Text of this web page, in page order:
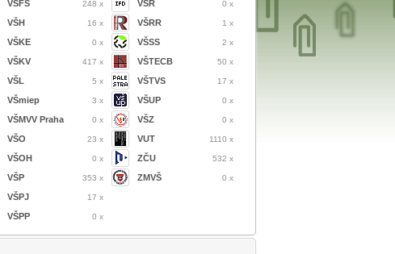
VŠFS 248 x
VŠH 16 x
VŠKE 0 x
VŠKV 417 x
VŠL 5 x
VŠmiep 3 x
VŠMVV Praha 0 x
VŠO 23 x
VŠOH 0 x
VŠP 353 x
VŠPJ 17 x
VŠPP 0 x
VŠR 0 x
VŠRR 1 x
VŠSS 2 x
VŠTECB 50 x
VŠTVS 17 x
VŠUP 0 x
VŠZ 0 x
VUT 1110 x
ZČU 532 x
ZMVŠ 0 x